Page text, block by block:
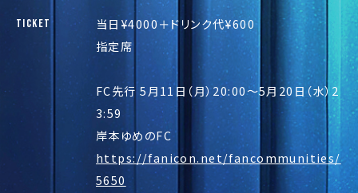
TICKET
当日¥4000＋ドリンク代¥600
指定席
FC先行 5月11日（月）20:00〜5月20日（水）2
3:59
岸本ゆめのFC
https://fanicon.net/fancommunities/
5650